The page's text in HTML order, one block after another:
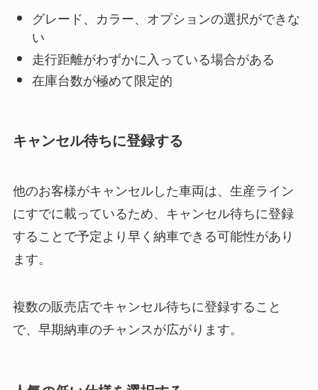
グレード、カラー、オプションの選択ができな
い
走行距離がわずかに入っている場合がある
在庫台数が極めて限定的
キャンセル待ちに登録する
他のお客様がキャンセルした車両は、生産ライン
にすでに載っているため、キャンセル待ちに登録
することで予定より早く納車できる可能性があり
ます。
複数の販売店でキャンセル待ちに登録すること
で、早期納車のチャンスが広がります。